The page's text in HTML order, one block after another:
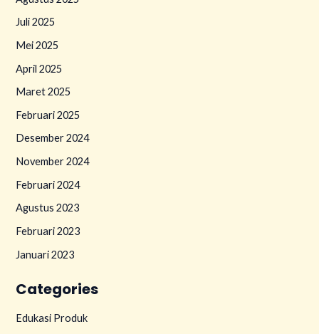
Juli 2025
Mei 2025
April 2025
Maret 2025
Februari 2025
Desember 2024
November 2024
Februari 2024
Agustus 2023
Februari 2023
Januari 2023
Categories
Edukasi Produk